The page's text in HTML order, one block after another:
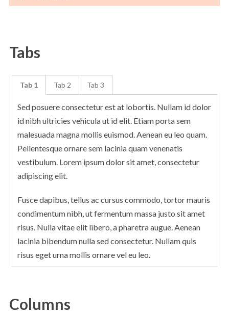
Tabs
Tab 1 Tab 2 Tab 3
Sed posuere consectetur est at lobortis. Nullam id dolor
id nibh ultricies vehicula ut id elit. Etiam porta sem
malesuada magna mollis euismod. Aenean eu leo quam.
Pellentesque ornare sem lacinia quam venenatis
vestibulum. Lorem ipsum dolor sit amet, consectetur
adipiscing elit.
Fusce dapibus, tellus ac cursus commodo, tortor mauris
condimentum nibh, ut fermentum massa justo sit amet
risus. Nulla vitae elit libero, a pharetra augue. Aenean
lacinia bibendum nulla sed consectetur. Nullam quis
risus eget urna mollis ornare vel eu leo.
Columns